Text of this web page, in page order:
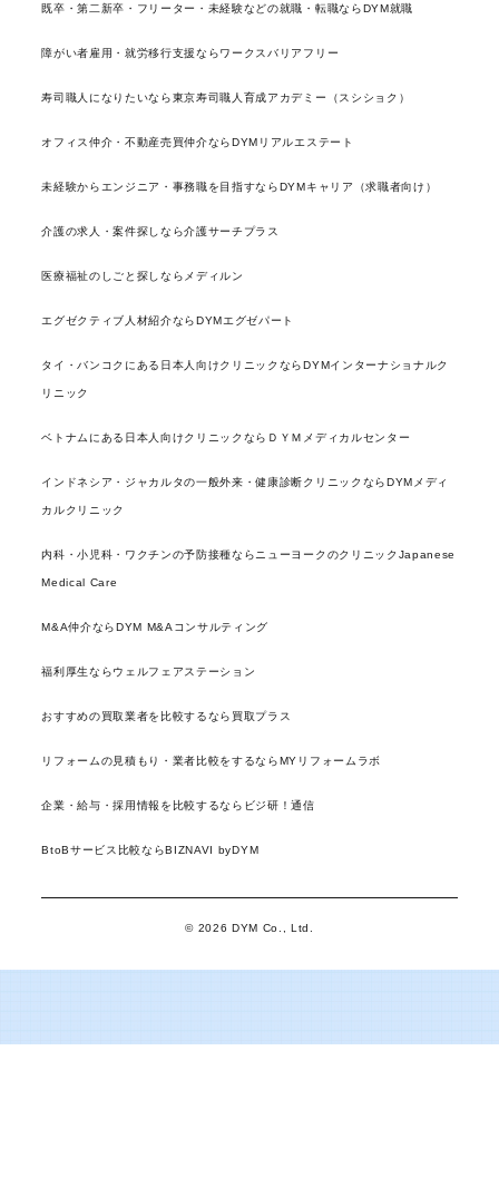
既卒・第二新卒・フリーター・未経験などの就職・転職ならDYM就職
障がい者雇用・就労移行支援ならワークスバリアフリー
寿司職人になりたいなら東京寿司職人育成アカデミー（スシショク）
オフィス仲介・不動産売買仲介ならDYMリアルエステート
未経験からエンジニア・事務職を目指すならDYMキャリア（求職者向け）
介護の求人・案件探しなら介護サーチプラス
医療福祉のしごと探しならメディルン
エグゼクティブ人材紹介ならDYMエグゼパート
タイ・バンコクにある日本人向けクリニックならDYMインターナショナルク
リニック
ベトナムにある日本人向けクリニックならＤＹＭメディカルセンター
インドネシア・ジャカルタの一般外来・健康診断クリニックならDYMメディ
カルクリニック
内科・小児科・ワクチンの予防接種ならニューヨークのクリニックJapanese
Medical Care
M&A仲介ならDYM M&Aコンサルティング
福利厚生ならウェルフェアステーション
おすすめの買取業者を比較するなら買取プラス
リフォームの見積もり・業者比較をするならMYリフォームラボ
企業・給与・採用情報を比較するならビジ研！通信
BtoBサービス比較ならBIZNAVI byDYM
© 2026 DYM Co., Ltd.